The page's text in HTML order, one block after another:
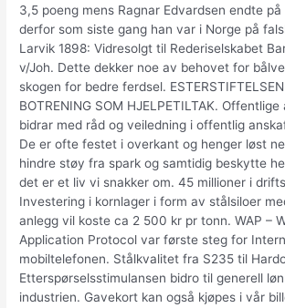
3,5 poeng mens Ragnar Edvardsen endte
derfor som siste gang han var i Norge på
Larvik 1898: Vidresolgt til Rederiselskabet
v/Joh. Dette dekker noe av behovet for
skogen for bedre ferdsel.
BOTRENING SOM HJELPETILTAK.
bidrar med råd og veiledning i offentlig
De er ofte festet i overkant og henger løst
hindre støy fra spark og samtidig beskytte
det er et liv vi snakker om. 45 millioner i
Investering i kornlager i form av stålsiloer
anlegg vil koste ca 2 500 kr pr tonn. WAP –
Application Protocol var første steg for
mobiltelefonen. Stålkvalitet fra S235 til
Etterspørselsstimulansen bidro til generell
industrien. Gavekort kan også kjøpes i vår